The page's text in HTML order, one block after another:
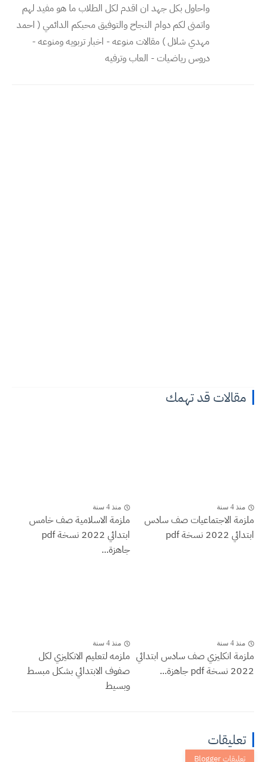
واحاول بكل جهد ان اقدم لكل الطلاب ما هو مفيد لهم
واتمنى لكم دوام النجاح والتوفيق محبكم الدائمي ( احمد
مهدي شلال ) مقالات منوعه - اخبار تربويه ومنوعه -
دروس رياضيات - العاب وترفيه
مقالات قد تهمك
منذ 4 سنة
ملزمة الاجتماعيات صف سادس
ابتدائي 2022 نسخة pdf
منذ 4 سنة
ملزمة الاسلامية صف خامس
ابتدائي 2022 نسخة pdf
جاهزة...
منذ 4 سنة
ملزمة انكليزي صف سادس ابتدائي
2022 نسخة pdf جاهزة...
منذ 4 سنة
ملزمه لتعليم الانكليزي لكل
صفوف الابتدائي بشكل مبسط
وبسيط
تعليقات